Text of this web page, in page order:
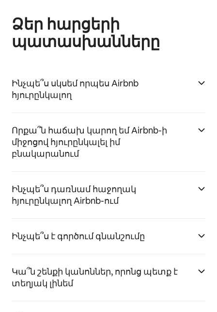
Ձեր հարցերի
պատասխանները
Ինչպե՞ս սկսեմ որպես Airbnb
հյուրընկալող
Որքա՞ն հաճախ կարող եմ Airbnb-ի
միջոցով հյուրընկալել իմ
բնակարանում
Ինչպե՞ս դառնամ հաջողակ
հյուրընկալող Airbnb-ում
Ինչպե՞ս է գործում գնանշումը
Կա՞ն շենքի կանոններ, որոնց պետք է
տեղյակ լինեմ